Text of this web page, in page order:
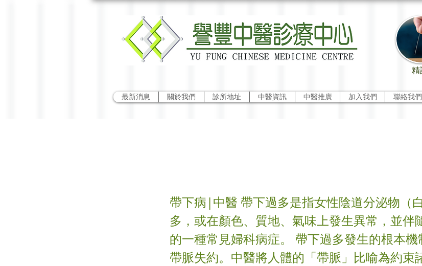
精
最新消息 關於我們 診所地址 中醫資訊 中醫推廣 加入我們 聯絡我們
帶下病|中醫 帶下過多是指女性陰道分泌物（
多，或在顏色、質地、氣味上發生異常，並伴
的一種常見婦科病症。 帶下過多發生的根本機
帶脈失約。中醫將人體的「帶脈」比喻為約束